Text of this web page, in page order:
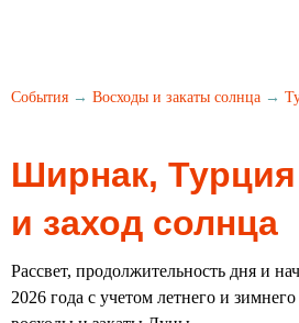
События → Восходы и закаты солнца →
Ширнак,
и заход солнца
Рассвет, продолжительность дня и
2026 года с учетом летнего и